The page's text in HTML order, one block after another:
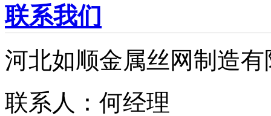
联系我们
河北如顺金属丝网制造有
联系人：何经理